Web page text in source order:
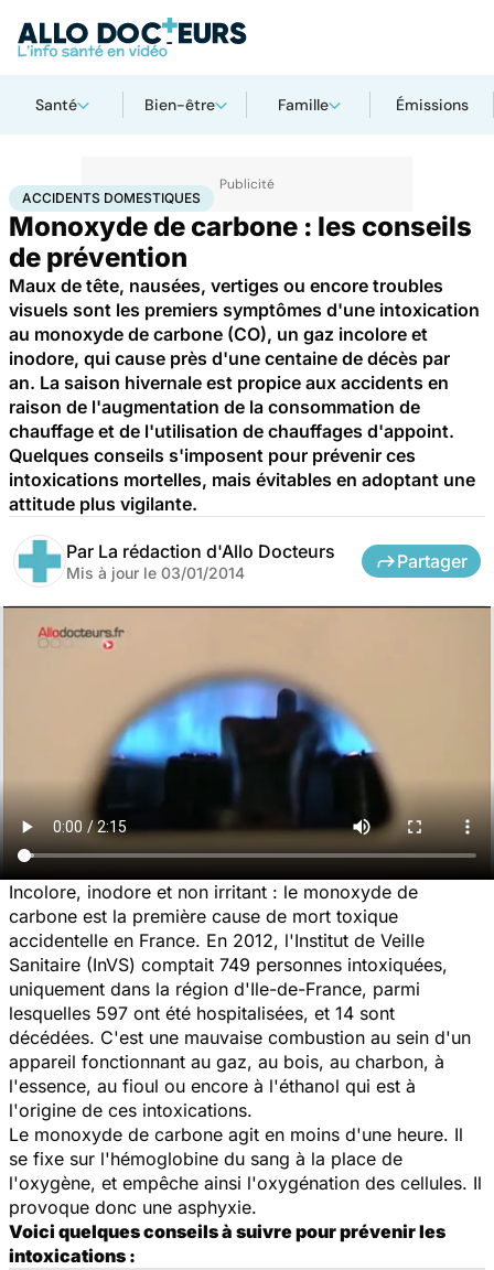
Santé Bien-être Famille Émissions
AccueilSanté Accidents domestiques
ACCIDENTS DOMESTIQUES
Monoxyde de carbone : les conseils
de prévention
Maux de tête, nausées, vertiges ou encore troubles
visuels sont les premiers symptômes d'une intoxication
au monoxyde de carbone (CO), un gaz incolore et
inodore, qui cause près d'une centaine de décès par
an. La saison hivernale est propice aux accidents en
raison de l'augmentation de la consommation de
chauffage et de l'utilisation de chauffages d'appoint.
Quelques conseils s'imposent pour prévenir ces
intoxications mortelles, mais évitables en adoptant une
attitude plus vigilante.
Par La rédaction d'Allo Docteurs
Mis à jour le 03/01/2014
Partager
Incolore, inodore et non irritant : le monoxyde de
carbone est la première cause de mort toxique
accidentelle en France. En 2012, l'Institut de Veille
Sanitaire (InVS) comptait 749 personnes intoxiquées,
uniquement dans la région d'Ile-de-France, parmi
lesquelles 597 ont été hospitalisées, et 14 sont
décédées. C'est une mauvaise combustion au sein d'un
appareil fonctionnant au gaz, au bois, au charbon, à
l'essence, au fioul ou encore à l'éthanol qui est à
l'origine de ces intoxications.
Le monoxyde de carbone agit en moins d'une heure. Il
se fixe sur l'hémoglobine du sang à la place de
l'oxygène, et empêche ainsi l'oxygénation des cellules. Il
provoque donc une asphyxie.
Voici quelques conseils à suivre pour prévenir les
intoxications :